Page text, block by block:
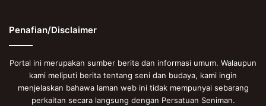
Penafian/Disclaimer
Portal ini merupakan sumber berita dan informasi umum. Walaupun
kami meliputi berita tentang seni dan budaya, kami ingin
menjelaskan bahawa laman web ini tidak mempunyai sebarang
perkaitan secara langsung dengan Persatuan Seniman.